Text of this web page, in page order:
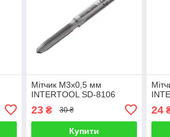
Мітчик M3x0,5 мм
INTERTOOL SD-8106
23₴ 30 ₴
Купити
24